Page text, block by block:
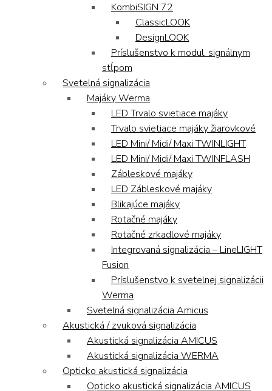
KombiSIGN 72
ClassicLOOK
DesignLOOK
Príslušenstvo k modul. signálnym
stĺpom
Svetelná signalizácia
Majáky Werma
LED Trvalo svietiace majáky
Trvalo svietiace majáky žiarovkové
LED Mini/ Midi/ Maxi TWINLIGHT
LED Mini/ Midi/ Maxi TWINFLASH
Zábleskové majáky
LED Zábleskové majáky
Blikajúce majáky
Rotačné majáky
Rotačné zrkadlové majáky
Integrovaná signalizácia – LineLIGHT
Fusion
Príslušenstvo k svetelnej signalizácii
Werma
Svetelná signalizácia Amicus
Akustická / zvuková signalizácia
Akustická signalizácia AMICUS
Akustická signalizácia WERMA
Opticko akustická signalizácia
Opticko akustická signalizácia AMICUS